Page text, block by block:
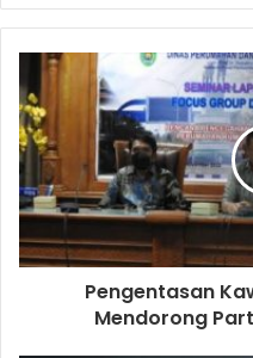
Pengentasan
Mendorong